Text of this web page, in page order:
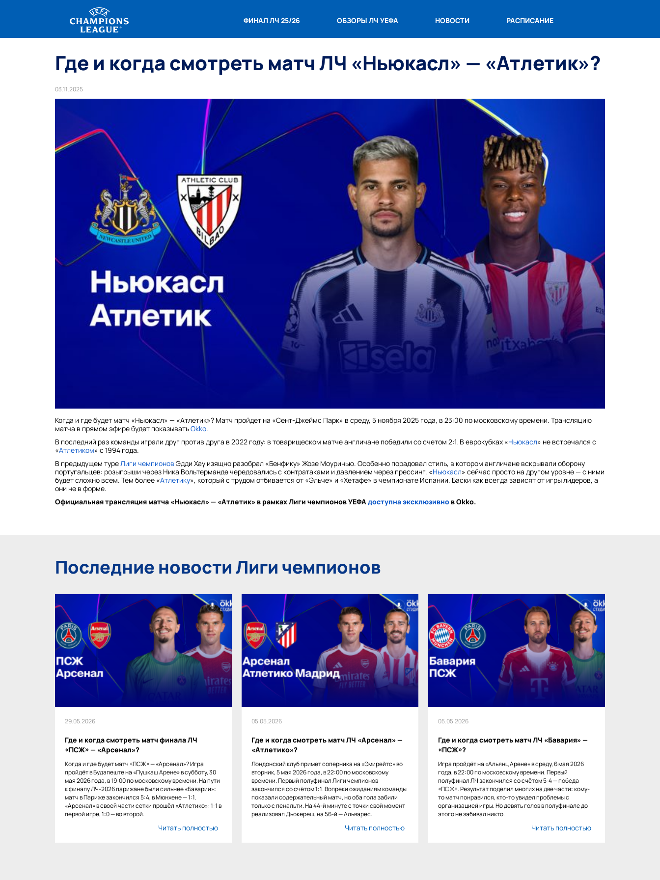
ФИНАЛ ЛЧ 25/26 ОБЗОРЫ ЛЧ УЕФА НОВОСТИ РАСПИСАНИЕ
Где и когда смотреть матч ЛЧ «Ньюкасл» — «Атлетик»?
03.11.2025
Когда и где будет матч «Ньюкасл» — «Атлетик»? Матч пройдет на «Сент-Джеймс Парк» в среду, 5 ноября 2025 года, в 23:00 по московскому времени. Трансляцию
матча в прямом эфире будет показыватьOkko.
В последний раз команды играли друг против друга в 2022 году: в товарищеском матче англичане победили со счетом 2:1. В еврокубках «Ньюкасл» не встречался с
«Атлетиком» с 1994 года.
В предыдущем туреЛиги чемпионов Эдди Хау изящно разобрал «Бенфику» Жозе Моуринью. Особенно порадовал стиль, в котором англичане вскрывали оборону
португальцев: розыгрыши через Ника Вольтерманде чередовались с контратаками и давлением через прессинг. «Ньюкасл» сейчас просто на другом уровне — с ними
будет сложно всем. Тем более «Атлетику», который с трудом отбивается от «Эльче» и «Хетафе» в чемпионате Испании. Баски как всегда зависят от игры лидеров, а
они не в форме.
Официальная трансляция матча «Ньюкасл» — «Атлетик» в рамках Лиги чемпионов УЕФАдоступна эксклюзивно в Okko.
Последние новости Лиги чемпионов
29.05.2026
Где и когда смотреть матч финала ЛЧ
«ПСЖ» — «Арсенал»?
Когда и где будет матч «ПСЖ» — «Арсенал»? Игра
пройдёт в Будапеште на «Пушкаш Арене» в субботу, 30
мая 2026 года, в 19:00 по московскому времени. На пути
к финалу ЛЧ-2026 парижане были сильнее «Баварии»:
матч в Париже закончился 5:4, в Мюнхене — 1:1.
«Арсенал» в своей части сетки прошёл «Атлетико»: 1:1 в
первой игре, 1:0 — во второй.
Читать полностью
05.05.2026
Где и когда смотреть матч ЛЧ «Арсенал» —
«Атлетико»?
Лондонский клуб примет соперника на «Эмирейтс» во
вторник, 5 мая 2026 года, в 22:00 по московскому
времени. Первый полуфинал Лиги чемпионов
закончился со счётом 1:1. Вопреки ожиданиям команды
показали содержательный матч, но оба гола забили
только с пенальти. На 44-й минуте с точки свой момент
реализовал Дьокереш, на 56-й — Альварес.
Читать полностью
05.05.2026
Где и когда смотреть матч ЛЧ «Бавария» —
«ПСЖ»?
Игра пройдёт на «Альянц Арене» в среду, 6 мая 2026
года, в 22:00 по московскому времени. Первый
полуфинал ЛЧ закончился со счётом 5:4 — победа
«ПСЖ». Результат поделил многих на две части: кому-
то матч понравился, кто-то увидел проблемы с
организацией игры. Но девять голов в полуфинале до
этого не забивал никто.
Читать полностью